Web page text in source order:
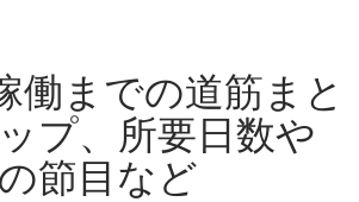
働までの道筋まと
プ、所要日数や
節目など